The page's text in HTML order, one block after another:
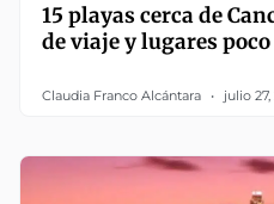
15 playas cerca de
de viaje y lugares
Claudia Franco Alcántara julio